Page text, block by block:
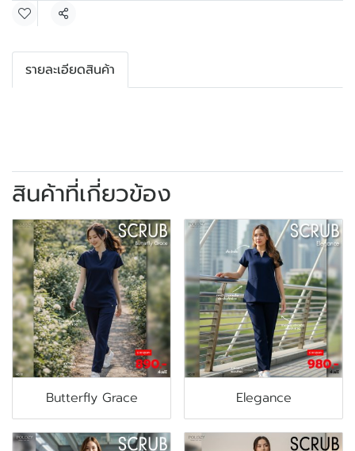
แชร์
รายละเอียดสินค้า
สินค้าที่เกี่ยวข้อง
Butterfly Grace Elegance